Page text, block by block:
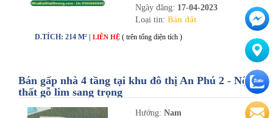
Ngày đăng: 17-04-2023
Loại tin: Bán đất
D.TÍCH: 214 M² | LIÊN HỆ ( trên tổng diện tích )
Bán gấp nhà 4 tầng tại khu đô thị An Phú 2 - Nội
thất gỗ lim sang trọng
Hướng: Nam